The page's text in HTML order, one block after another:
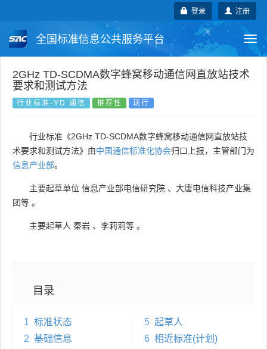
注册
登录
全国标准信息公共服务平台
国家标准 行业标准 地方标准
团体标准 企业标准
国外标准 技术委员会
2GHz TD-SCDMA数字蜂窝移动通信网直放站技术
要求和测试方法
行业标准-YD 通信 推荐性 现行
行业标准《2GHz TD-SCDMA数字蜂窝移动通信网直放站技
术要求和测试方法》由中国通信标准化协会归口上报，主管部门为
信息产业部。
主要起草单位 信息产业部电信研究院 、 大唐电信科技产业集
团等 。
主要起草人 秦岩 、 李莉莉等 。
目录
1 标准状态
2 基础信息
5 起草人
6 相近标准(计划)